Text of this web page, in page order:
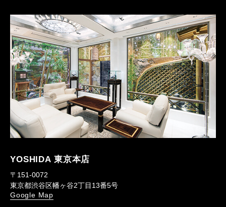
YOSHIDA 東京本店
〒151-0072
東京都渋谷区幡ヶ谷2丁目13番5号
Google Map